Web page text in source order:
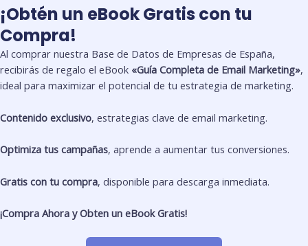
¡Obtén un eBook Gratis con tu
Compra!
Al comprar nuestra Base de Datos de Empresas de España,
recibirás de regalo el eBook «Guía Completa de Email Marketing»,
ideal para maximizar el potencial de tu estrategia de marketing.
Contenido exclusivo, estrategias clave de email marketing.
Optimiza tus campañas, aprende a aumentar tus conversiones.
Gratis con tu compra, disponible para descarga inmediata.
¡Compra Ahora y Obten un eBook Gratis!